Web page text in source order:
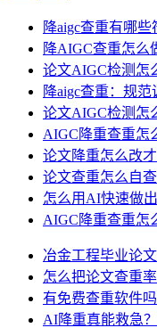
降aigc查重有哪
降AIGC查重怎么
论文AIGC检测怎
降aigc查重：规
论文AIGC检测怎
AIGC降重查重怎
论文降重怎么改
论文查重怎么自
怎么用AI快速做
AIGC降重查重怎
冶金工程毕业论
怎么把论文查重
有免费查重软件
AI降重真能救急